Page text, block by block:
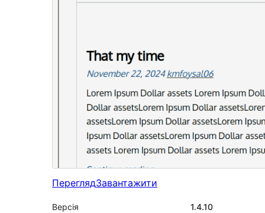
ПереглядЗавантажити
Версія
1.4.10